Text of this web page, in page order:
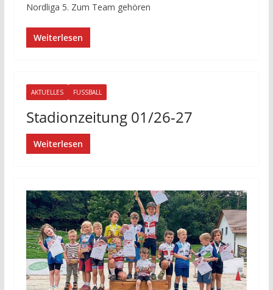
Nordliga 5. Zum Team gehören
Weiterlesen
AKTUELLES FUSSBALL
Stadionzeitung 01/26-27
Weiterlesen